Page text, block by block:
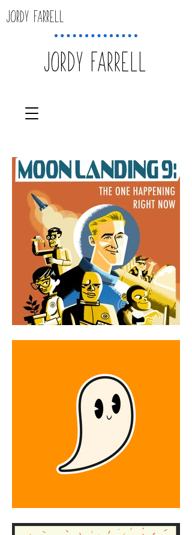
​JORDY FARRELL
​JORDY FARRELL